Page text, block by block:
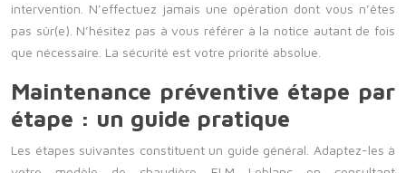
intervention. N’effectuez jamais une opération dont vous n’êtes
pas sûr(e). N’hésitez pas à vous référer à la notice autant de fois
que nécessaire. La sécurité est votre priorité absolue.
Maintenance préventive étape par
étape : un guide pratique
Les étapes suivantes constituent un guide général. Adaptez-les à